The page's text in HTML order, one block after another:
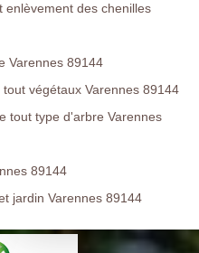
enlèvement des chenilles
Varennes 89144
végétaux Varennes 89144
tout type d'arbre Varennes
89144
jardin Varennes 89144